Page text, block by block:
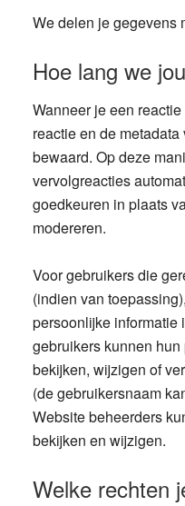
We delen je gegevens
Hoe lang we
Wanneer je een
reactie en de
bewaard. Op deze
vervolgreacties
goedkeuren in plaats
modereren.
Voor gebruikers die
(indien van
persoonlijke informatie
gebruikers kunnen
bekijken, wijzigen of
(de gebruikersnaam
Website beheerders
bekijken en wijzigen.
Welke rechten